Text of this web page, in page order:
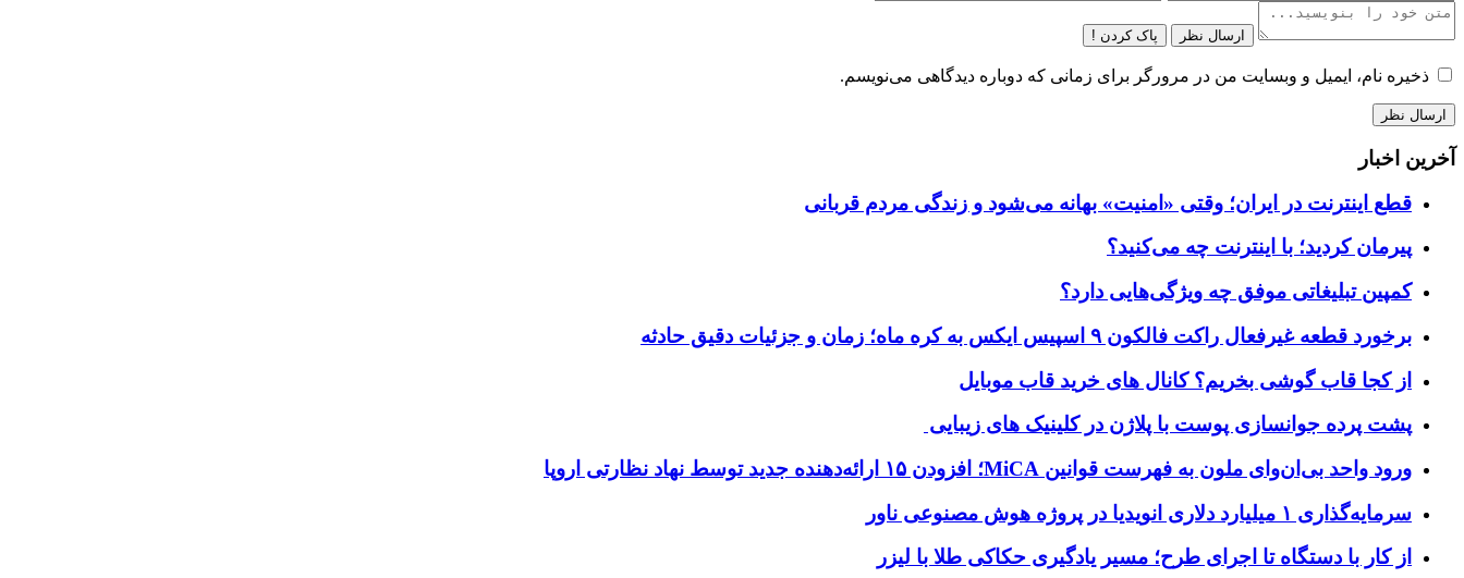
ارسال نظر پاک کردن !
ذخیره نام، ایمیل و وبسایت من در مرورگر برای زمانی که دوباره دیدگاهی می‌نویسم.
آخرین اخبار
قطع اینترنت در ایران؛ وقتی «امنیت» بهانه می‌شود و زندگی مردم قربانی
پیرمان کردید؛ با اینترنت چه می‌کنید؟
کمپین تبلیغاتی موفق چه ویژگی‌هایی دارد؟
برخورد قطعه غیرفعال راکت فالکون ۹ اسپیس ایکس به کره ماه؛ زمان و جزئیات دقیق حادثه
از کجا قاب گوشی بخریم؟ کانال های خرید قاب موبایل
پشت پرده جوانسازی پوست با پلاژن در کلینیک های زیبایی
ورود واحد بی‌ان‌وای ملون به فهرست قوانین MiCA؛ افزودن ۱۵ ارائه‌دهنده جدید توسط نهاد نظارتی اروپا
سرمایه‌گذاری ۱ میلیارد دلاری انویدیا در پروژه هوش مصنوعی ناور
از کار با دستگاه تا اجرای طرح؛ مسیر یادگیری حکاکی طلا با لیزر